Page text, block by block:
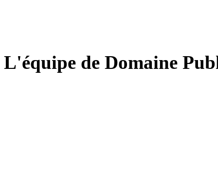
L'équipe de Domaine